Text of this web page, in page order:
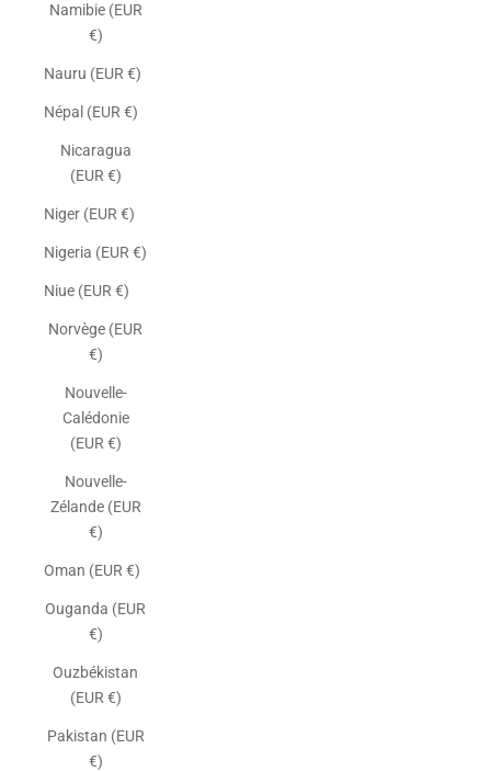
Namibie (EUR
€)
Nauru (EUR €)
Népal (EUR €)
Nicaragua
(EUR €)
Niger (EUR €)
Nigeria (EUR €)
Niue (EUR €)
Norvège (EUR
€)
Nouvelle-
Calédonie
(EUR €)
Nouvelle-
Zélande (EUR
€)
Oman (EUR €)
Ouganda (EUR
€)
Ouzbékistan
(EUR €)
Pakistan (EUR
€)